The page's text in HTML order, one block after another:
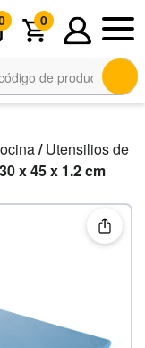
0
/Utensilios de
x 45 x 1.2 cm